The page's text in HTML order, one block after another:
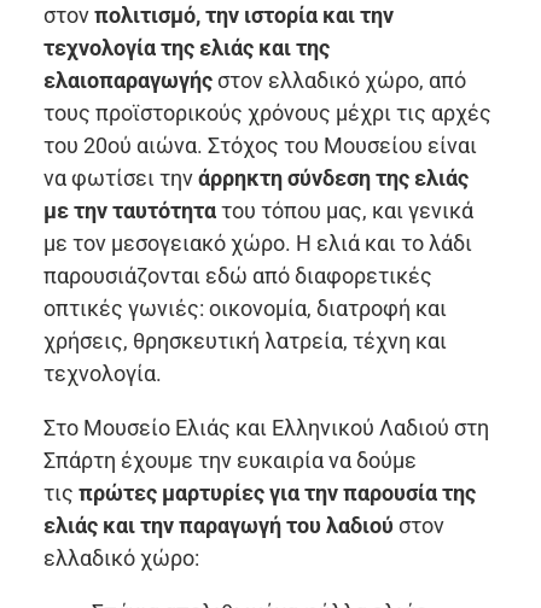
στονπολιτισμό, την ιστορία και την
τεχνολογία της ελιάς και της
ελαιοπαραγωγήςστον ελλαδικό χώρο, από
τους προϊστορικούς χρόνους μέχρι τις αρχές
του 20ού αιώνα. Στόχος του Μουσείου είναι
να φωτίσει τηνάρρηκτη σύνδεση της ελιάς
με την ταυτότητατου τόπου μας, και γενικά
με τον μεσογειακό χώρο. Η ελιά και το λάδι
παρουσιάζονται εδώ από διαφορετικές
οπτικές γωνιές: οικονομία, διατροφή και
χρήσεις, θρησκευτική λατρεία, τέχνη και
τεχνολογία.
Στο Μουσείο Ελιάς και Ελληνικού Λαδιού στη
Σπάρτη έχουμε την ευκαιρία να δούμε
τις πρώτες μαρτυρίες για την παρουσία της
ελιάς και την παραγωγή του λαδιού στον
ελλαδικό χώρο: